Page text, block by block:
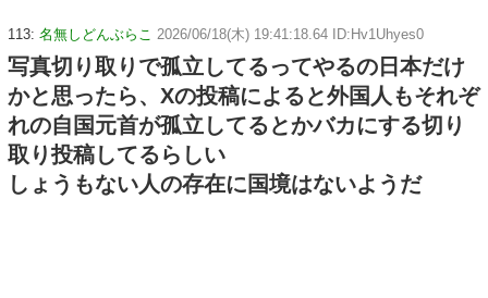
113: 名無しどんぶらこ 2026/06/18(木) 19:41:18.64 ID:Hv1Uhyes0
写真切り取りで孤立してるってやるの日本だけ
かと思ったら、Xの投稿によると外国人もそれぞ
れの自国元首が孤立してるとかバカにする切り
取り投稿してるらしい
しょうもない人の存在に国境はないようだ